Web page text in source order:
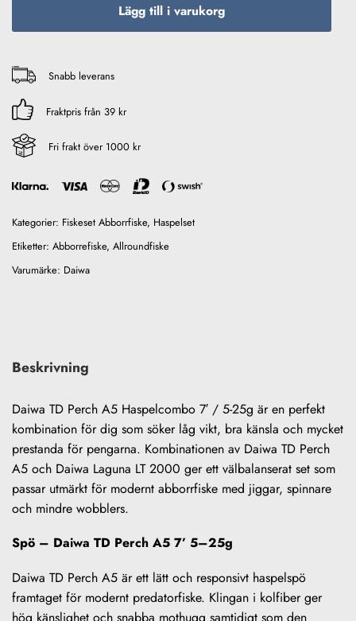
Lägg till i varukorg
Snabb leverans
Fraktpris från 39 kr
Fri frakt över 1000 kr
Kategorier: Fiskeset Abborrfiske, Haspelset
Etiketter: Abborrefiske, Allroundfiske
Varumärke: Daiwa
Beskrivning
Daiwa TD Perch A5 Haspelcombo 7′ / 5-25g är en perfekt
kombination för dig som söker låg vikt, bra känsla och mycket
prestanda för pengarna. Kombinationen av Daiwa TD Perch
A5 och Daiwa Laguna LT 2000 ger ett välbalanserat set som
passar utmärkt för modernt abborrfiske med jiggar, spinnare
och mindre wobblers.
Spö – Daiwa TD Perch A5 7’ 5–25g
Daiwa TD Perch A5 är ett lätt och responsivt haspelspö
framtaget för modernt predatorfiske. Klingan i kolfiber ger
hög känslighet och snabba mothugg samtidigt som den